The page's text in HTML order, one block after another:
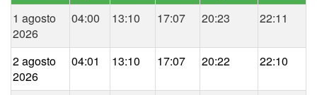
1 agosto
2026
04:00 13:10 17:07 20:23 22:11
2 agosto
2026
04:01 13:10 17:07 20:22 22:10